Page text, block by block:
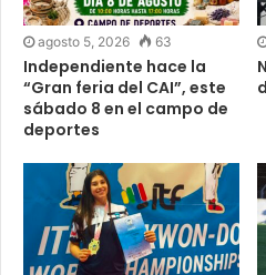
agosto 5, 2026 63
Independiente hace la
“Gran feria del CAI”, este
sábado 8 en el campo de
deportes